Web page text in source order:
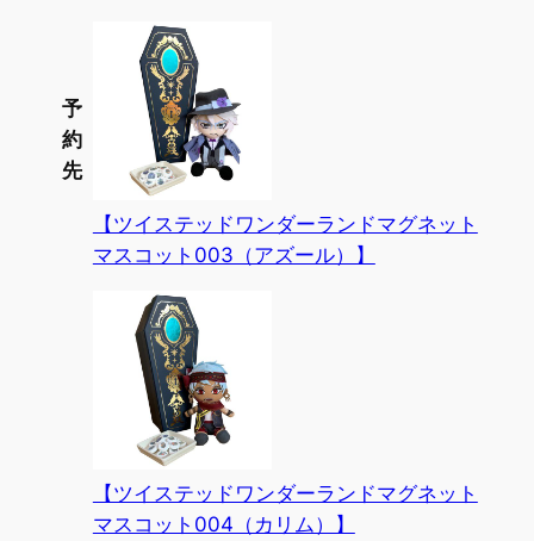
予
約
先
【ツイステッドワンダーランドマグネット
マスコット003（アズール）】
【ツイステッドワンダーランドマグネット
マスコット004（カリム）】